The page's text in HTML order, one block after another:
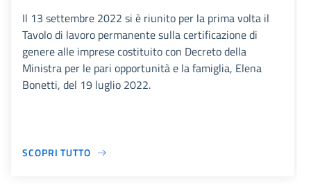
Il 13 settembre 2022 si è riunito per la prima volta il
Tavolo di lavoro permanente sulla certificazione di
genere alle imprese costituito con Decreto della
Ministra per le pari opportunità e la famiglia, Elena
Bonetti, del 19 luglio 2022.
SCOPRI TUTTO